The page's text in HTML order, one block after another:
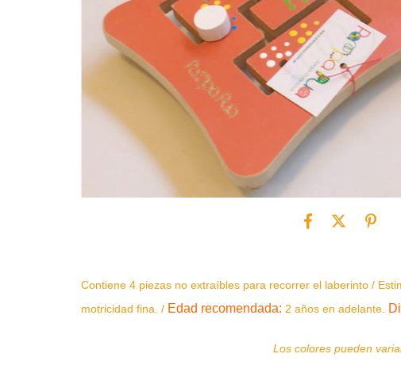
Contiene 4 piezas no extraíbles para recorrer el laberinto /
motricidad fina. / Edad recomendada: 2 años en adelante.
Los colores pueden